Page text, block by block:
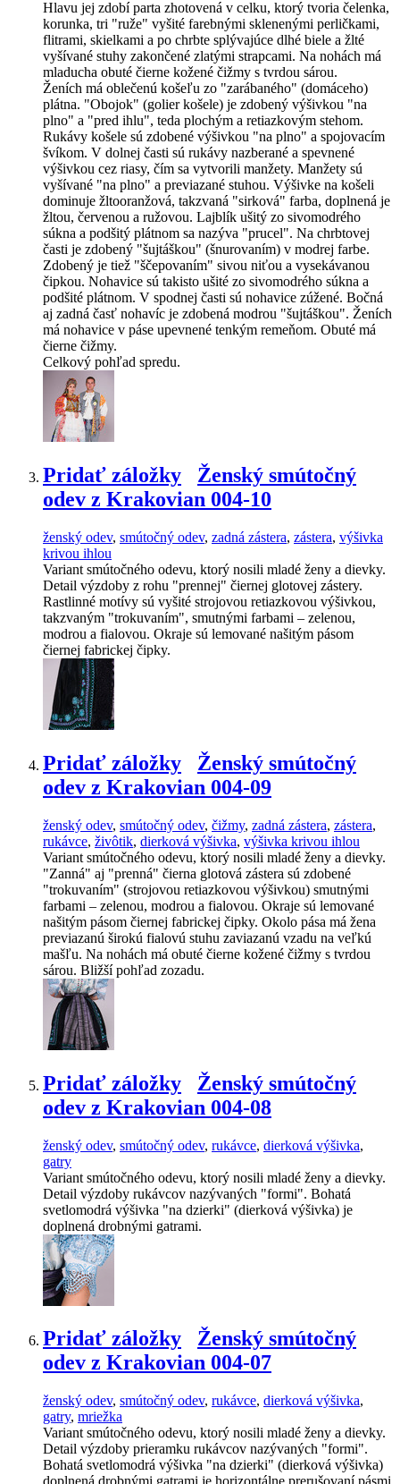
Hlavu jej zdobí parta zhotovená v celku, ktorý tvoria čelenka,
korunka, tri "ruže" vyšité farebnými sklenenými perličkami,
flitrami, skielkami a po chrbte splývajúce dlhé biele a žlté
vyšívané stuhy zakončené zlatými strapcami. Na nohách má
mladucha obuté čierne kožené čižmy s tvrdou sárou.
Ženích má oblečenú košeľu zo "zarábaného" (domáceho)
plátna. "Obojok" (golier košele) je zdobený výšivkou "na
plno" a "pred ihlu", teda plochým a retiazkovým stehom.
Rukávy košele sú zdobené výšivkou "na plno" a spojovacím
švíkom. V dolnej časti sú rukávy nazberané a spevnené
výšivkou cez riasy, čím sa vytvorili manžety. Manžety sú
vyšívané "na plno" a previazané stuhou. Výšivke na košeli
dominuje žltooranžová, takzvaná "sirková" farba, doplnená je
žltou, červenou a ružovou. Lajblík ušitý zo sivomodrého
súkna a podšitý plátnom sa nazýva "prucel". Na chrbtovej
časti je zdobený "šujtáškou" (šnurovaním) v modrej farbe.
Zdobený je tiež "ščepovaním" sivou niťou a vysekávanou
čipkou. Nohavice sú takisto ušité zo sivomodrého súkna a
podšité plátnom. V spodnej časti sú nohavice zúžené. Bočná
aj zadná časť nohavíc je zdobená modrou "šujtáškou". Ženích
má nohavice v páse upevnené tenkým remeňom. Obuté má
čierne čižmy.
Celkový pohľad spredu.
Pridať záložky
Ženský smútočný
odev z Krakovian 004-10
ženský odev, smútočný odev, zadná zástera, zástera, výšivka
krivou ihlou
Variant smútočného odevu, ktorý nosili mladé ženy a dievky.
Detail výzdoby z rohu "prennej" čiernej glotovej zástery.
Rastlinné motívy sú vyšité strojovou retiazkovou výšivkou,
takzvaným "trokuvaním", smutnými farbami – zelenou,
modrou a fialovou. Okraje sú lemované našitým pásom
čiernej fabrickej čipky.
Pridať záložky
Ženský smútočný
odev z Krakovian 004-09
ženský odev, smútočný odev, čižmy, zadná zástera, zástera,
rukávce, živôtik, dierková výšivka, výšivka krivou ihlou
Variant smútočného odevu, ktorý nosili mladé ženy a dievky.
"Zanná" aj "prenná" čierna glotová zástera sú zdobené
"trokuvaním" (strojovou retiazkovou výšivkou) smutnými
farbami – zelenou, modrou a fialovou. Okraje sú lemované
našitým pásom čiernej fabrickej čipky. Okolo pása má žena
previazanú širokú fialovú stuhu zaviazanú vzadu na veľkú
mašľu. Na nohách má obuté čierne kožené čižmy s tvrdou
sárou. Bližší pohľad zozadu.
Pridať záložky
Ženský smútočný
odev z Krakovian 004-08
ženský odev, smútočný odev, rukávce, dierková výšivka,
gatry
Variant smútočného odevu, ktorý nosili mladé ženy a dievky.
Detail výzdoby rukávcov nazývaných "formi". Bohatá
svetlomodrá výšivka "na dzierki" (dierková výšivka) je
doplnená drobnými gatrami.
Pridať záložky
Ženský smútočný
odev z Krakovian 004-07
ženský odev, smútočný odev, rukávce, dierková výšivka,
gatry, mriežka
Variant smútočného odevu, ktorý nosili mladé ženy a dievky.
Detail výzdoby prieramku rukávcov nazývaných "formi".
Bohatá svetlomodrá výšivka "na dzierki" (dierková výšivka)